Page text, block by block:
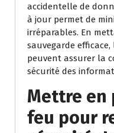
accidentelle de
à jour permet de
irréparables. En
sauvegarde
peuvent assurer la
sécurité des
Mettre en
feu pour